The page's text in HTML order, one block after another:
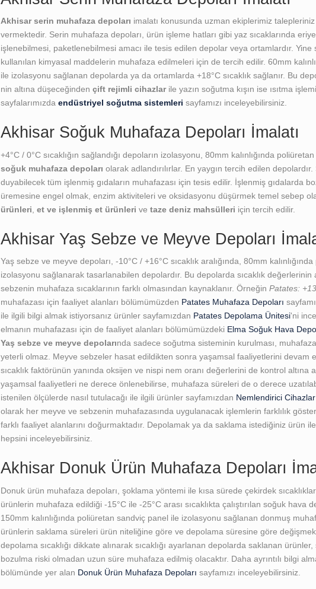
Akhisar serin muhafaza depoları imalatı konusunda uzman ekiplerimiz
vermektedir. Serin muhafaza depoları, ürün işleme hatları gibi yaz sıcaklarında
işlenebilmesi, paketlenebilmesi amacı ile tesis edilen depolar veya ortamlardır. Yine
kullanılan kimyasal maddelerin muhafaza edilmeleri için de tercih edilir. 60mm
ile izolasyonu sağlanan depolarda ya da ortamlarda +18°C sıcaklık sağlanır. Bu
nin altına düşeceğinden çift rejimli cihazlarile yazın soğutma kışın ise ısıtma
sayfalarımızda endüstriyel soğutma sistemleri sayfamızı inceleyebilirsiniz.
Akhisar Soğuk Muhafaza Depoları İmalatı
+4°C / 0°C sıcaklığın sağlandığı depoların izolasyonu, 80mm kalınlığında
soğuk muhafaza depoları olarak adlandırılırlar. En yaygın tercih edilen
duyabilecek tüm işlenmiş gıdaların muhafazası için tesis edilir. İşlenmiş gıdalarda
üremesine engel olmak, enzim aktiviteleri ve oksidasyonu düşürmek temel sebep
ürünleri et ve işlenmiş et ürünleri ve taze deniz mahsülleri için tercih edilir.
Akhisar Yaş Sebze ve Meyve Depoları
Yaş sebze ve meyve depoları, -10°C / +16°C sıcaklık aralığında, 80mm
izolasyonu sağlanarak tasarlanabilen depolardır. Bu depolarda sıcaklık
sebzenin muhafaza sıcaklarının farklı olmasından kaynaklanır. Örneğin Patates:
muhafazası için faaliyet alanları bölümümüzden Patates Muhafaza Depoları
ile ilgili bilgi almak istiyorsanız ürünler sayfamızdan Patates Depolama Ünitesi'ni
elmanın muhafazası için de faaliyet alanları bölümümüzdeki Elma Soğuk Hava
Yaş sebze ve meyve depolarında sadece soğutma sisteminin kurulması,
yeterli olmaz. Meyve sebzeler hasat edildikten sonra yaşamsal faaliyetlerini devam
sıcaklık faktörünün yanında oksijen ve nispi nem oranı değerlerini de kontrol altına
yaşamsal faaliyetleri ne derece önlenebilirse, muhafaza süreleri de o derece
istenilen ölçülerde nasıl tutulacağı ile ilgili ürünler sayfamızdan Nemlendirici Cihazlar
olarak her meyve ve sebzenin muhafazasında uygulanacak işlemlerin farklılık
farklı faaliyet alanlarını doğurmaktadır. Depolamak ya da saklama istediğiniz ürün
hepsini inceleyebilirsiniz.
Akhisar Donuk Ürün Muhafaza Depoları
Donuk ürün muhafaza depoları, şoklama yöntemi ile kısa sürede çekirdek
ürünlerin muhafaza edildiği -15°C ile -25°C arası sıcaklıkta çalıştırılan soğuk hava
150mm kalınlığında poliüretan sandviç panel ile izolasyonu sağlanan donmuş
ürünlerin saklama süreleri ürün niteliğine göre ve depolama süresine göre
depolama sıcaklığı dikkate alınarak sıcaklığı ayarlanan depolarda saklanan
bozulma riski olmadan uzun süre muhafaza edilmiş olacaktır. Daha ayrıntılı bilgi
bölümünde yer alan Donuk Ürün Muhafaza Depoları sayfamızı inceleyebilirsiniz.